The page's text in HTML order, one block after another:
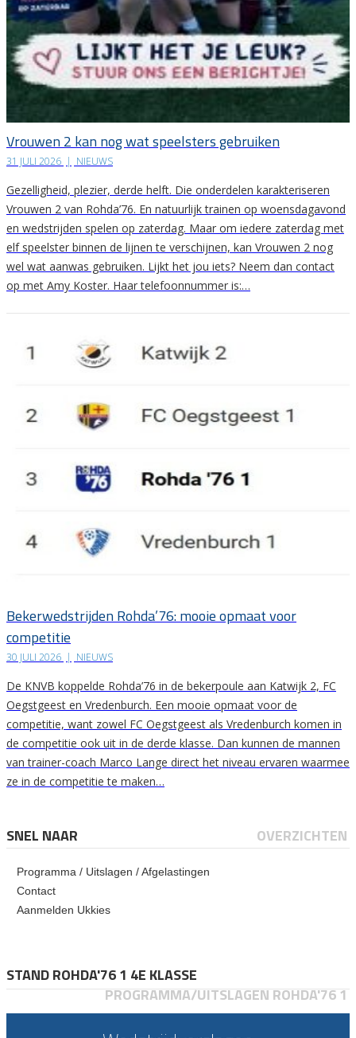
Vrouwen 2 kan nog wat speelsters gebruiken
31 JULI 2026 | NIEUWS
Gezelligheid, plezier, derde helft. Die onderdelen karakteriseren
Vrouwen 2 van Rohda’76. En natuurlijk trainen op woensdagavond
en wedstrijden spelen op zaterdag. Maar om iedere zaterdag met
elf speelster binnen de lijnen te verschijnen, kan Vrouwen 2 nog
wel wat aanwas gebruiken. Lijkt het jou iets? Neem dan contact
op met Amy Koster. Haar telefoonnummer is:…
Bekerwedstrijden Rohda’76: mooie opmaat voor
competitie
30 JULI 2026 | NIEUWS
De KNVB koppelde Rohda’76 in de bekerpoule aan Katwijk 2, FC
Oegstgeest en Vredenburch. Een mooie opmaat voor de
competitie, want zowel FC Oegstgeest als Vredenburch komen in
de competitie ook uit in de derde klasse. Dan kunnen de mannen
van trainer-coach Marco Lange direct het niveau ervaren waarmee
ze in de competitie te maken…
SNEL NAAR OVERZICHTEN
Programma / Uitslagen / Afgelastingen
Contact
Aanmelden Ukkies
STAND ROHDA'76 1 4E KLASSE
PROGRAMMA/UITSLAGEN ROHDA'76 1